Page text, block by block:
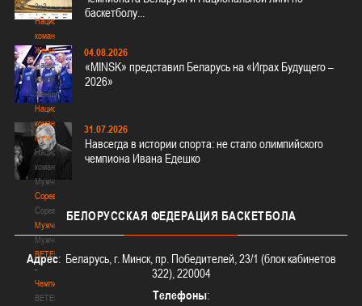
3х3
Национальная
команда.
Женщины
Национальная
команда.
Женщины
Национальная
команда.
Мужчины
Национальная
команда.
Мужчины
Соревнования
Соревнования
Мужчины
Мужчины
BETERA
-
Чемпионат
BETERA
баскетболу...
04.08.2026
«MINSK» представил Беларусь на «Играх Будущего –
2026»
31.07.2026
Навсегда в истории спорта: не стало олимпийского
чемпиона Ивана Едешко
БЕЛОРУССКАЯ ФЕДЕРАЦИЯ БАСКЕТБОЛА
Адрес: Беларусь, г. Минск, пр. Победителей, 23/1 (блок кабинетов
322), 220004
Телефоны: